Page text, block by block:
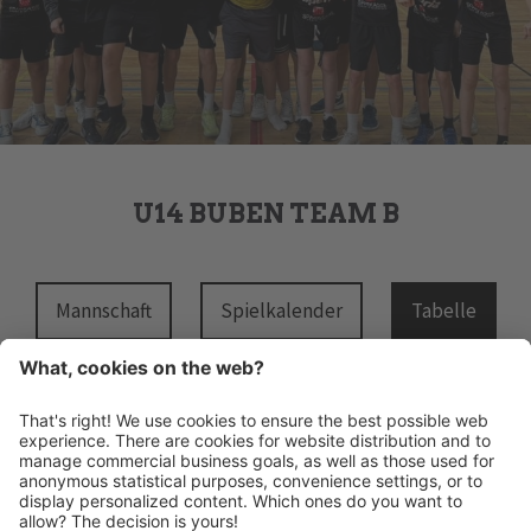
U14 BUBEN TEAM B
Mannschaft Spielkalender Tabelle
HANDBALL MERAN ALPERIA
Schwimmbadstraße 4
I-39012 Meran